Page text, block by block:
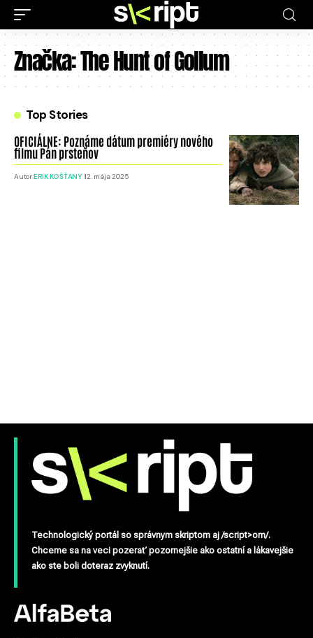
Značka:The Hunt of Gollum
Top Stories
OFICIÁLNE: Poznáme dátum premiéry nového
filmu Pán prsteňov
Autor:ERIK KOŠŤANY 12. mája 2025
Technologický portál so správnym skriptom aj /script>om/.
Chceme sa na veci pozerať pozornejšie ako ostatní a lákavejšie
ako ste boli doteraz zvyknutí.